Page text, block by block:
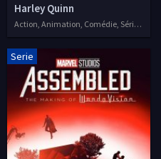
Harley Quinn
Action, Animation, Comédie, Séries VOSTFR, 2019
Serie